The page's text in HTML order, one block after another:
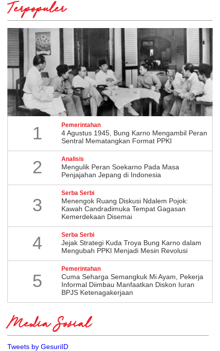
Terpopuler
1 Pemerintahan
4 Agustus 1945, Bung Karno Mengambil Peran
Sentral Mematangkan Format PPKI
2 Analisis
Mengulik Peran Soekarno Pada Masa
Penjajahan Jepang di Indonesia
3
Serba Serbi
Menengok Ruang Diskusi Ndalem Pojok:
Kawah Candradimuka Tempat Gagasan
Kemerdekaan Disemai
4 Serba Serbi
Jejak Strategi Kuda Troya Bung Karno dalam
Mengubah PPKI Menjadi Mesin Revolusi
5
Pemerintahan
Cuma Seharga Semangkuk Mi Ayam, Pekerja
Informal Diimbau Manfaatkan Diskon Iuran
BPJS Ketenagakerjaan
Media Sosial
Tweets by GesuriID